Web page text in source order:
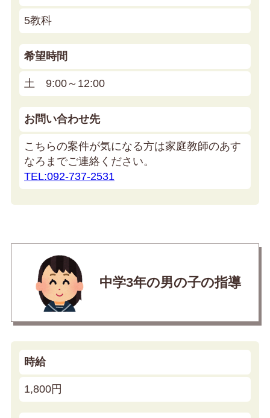
5教科
希望時間
土 9:00～12:00
お問い合わせ先
こちらの案件が気になる方は家庭教師のあす
なろまでご連絡ください。
TEL:092-737-2531
中学3年の男の子の指導
時給
1,800円